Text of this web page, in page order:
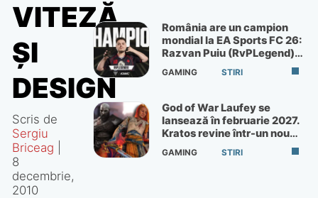
VITEZĂ
ŞI
DESIGN
Scris de
Sergiu
Briceag
8
decembrie,
2010
România are un campion
mondial la EA Sports FC 26:
Razvan Puiu (RvPLegend)
câștigă turneul de la Paris
GAMING STIRI
God of War Laufey se
lansează în februarie 2027.
Kratos revine într-un nou
God of War
GAMING STIRI